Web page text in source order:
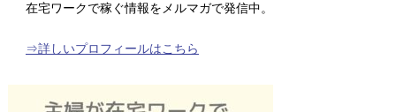
在宅ワークで稼ぐ情報をメルマガで発信中。
⇒詳しいプロフィールはこちら